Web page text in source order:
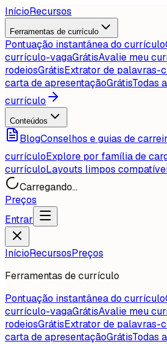
InícioRecursos
Ferramentas de currículo
Pontuação instantânea do currículo
currículo-vagaGrátisAvalie meu
rodeiosGrátisExtrator de palavras-
carta de apresentaçãoGrátisTodas
currículo
Conteúdos
BlogConselhos e guias de
currículoExplore por família de
currículoLayouts limpos
Carregando...
Preços
Entrar
InícioRecursosPreços
Ferramentas de currículo
Pontuação instantânea do currículo
currículo-vagaGrátisAvalie meu
rodeiosGrátisExtrator de palavras-
carta de apresentaçãoGrátisTodas